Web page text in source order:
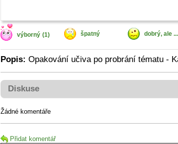
výborný (1) špatný dobrý, ale ...
Popis: Opakování učiva po probrání tématu -
Diskuse
Žádné komentáře
Přidat komentář